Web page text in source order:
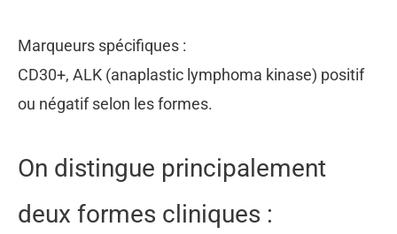
Marqueurs spécifiques :
CD30+, ALK (anaplastic lymphoma kinase) positif
ou négatif selon les formes.
On distingue principalement
deux formes cliniques :